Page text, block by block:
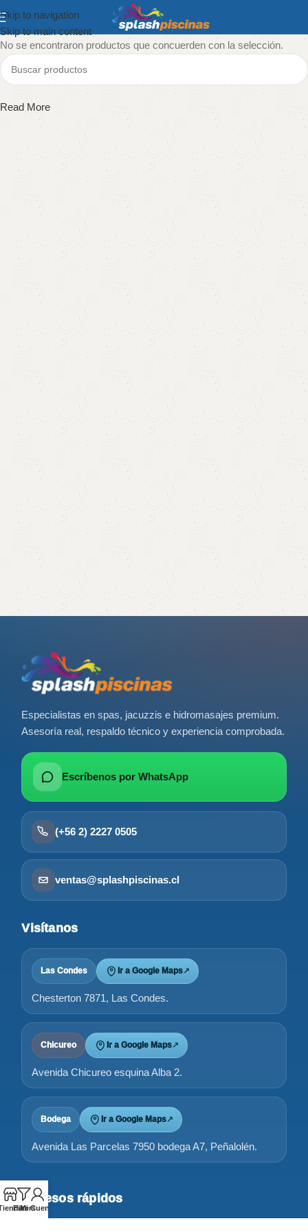
Skip to navigation
Skip to main content
Show column
No se encontraron productos que concuerden con la selección.
Read More
Especialistas en spas, jacuzzis e hidromasajes premium.
Asesoría real, respaldo técnico y experiencia comprobada.
Escríbenos por WhatsApp
(+56 2) 2227 0505
ventas@splashpiscinas.cl
Visítanos
Las Condes Ir a Google Maps↗
Chesterton 7871, Las Condes.
Chicureo Ir a Google Maps↗
Avenida Chicureo esquina Alba 2.
Bodega Ir a Google Maps↗
Avenida Las Parcelas 7950 bodega A7, Peñalolén.
Accesos rápidos
Filters
Mi Cuenta